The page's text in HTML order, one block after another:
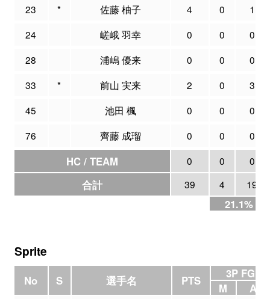
23
* 佐藤 柚子 4 0
1
24
嵯峨 羽幸 0 0
0
28
浦嶋 優来 0 0
0
33
* 前山 実来 2 0
3
45
池田 楓 0 0
0
76
齊藤 成瑠 0 0 0
HC / TEAM 0 0 0
合計 39 4 19
21.1%
Sprite
No S 選手名 PTS
3P FG
M
A